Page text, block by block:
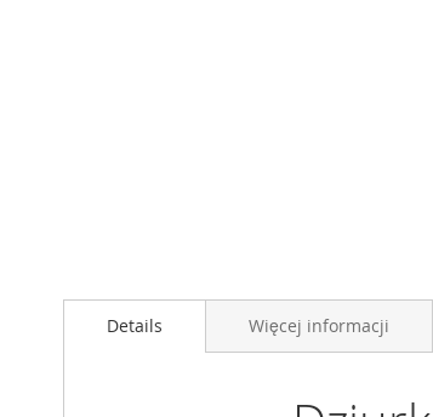
na
początekDetails Więcej informacji